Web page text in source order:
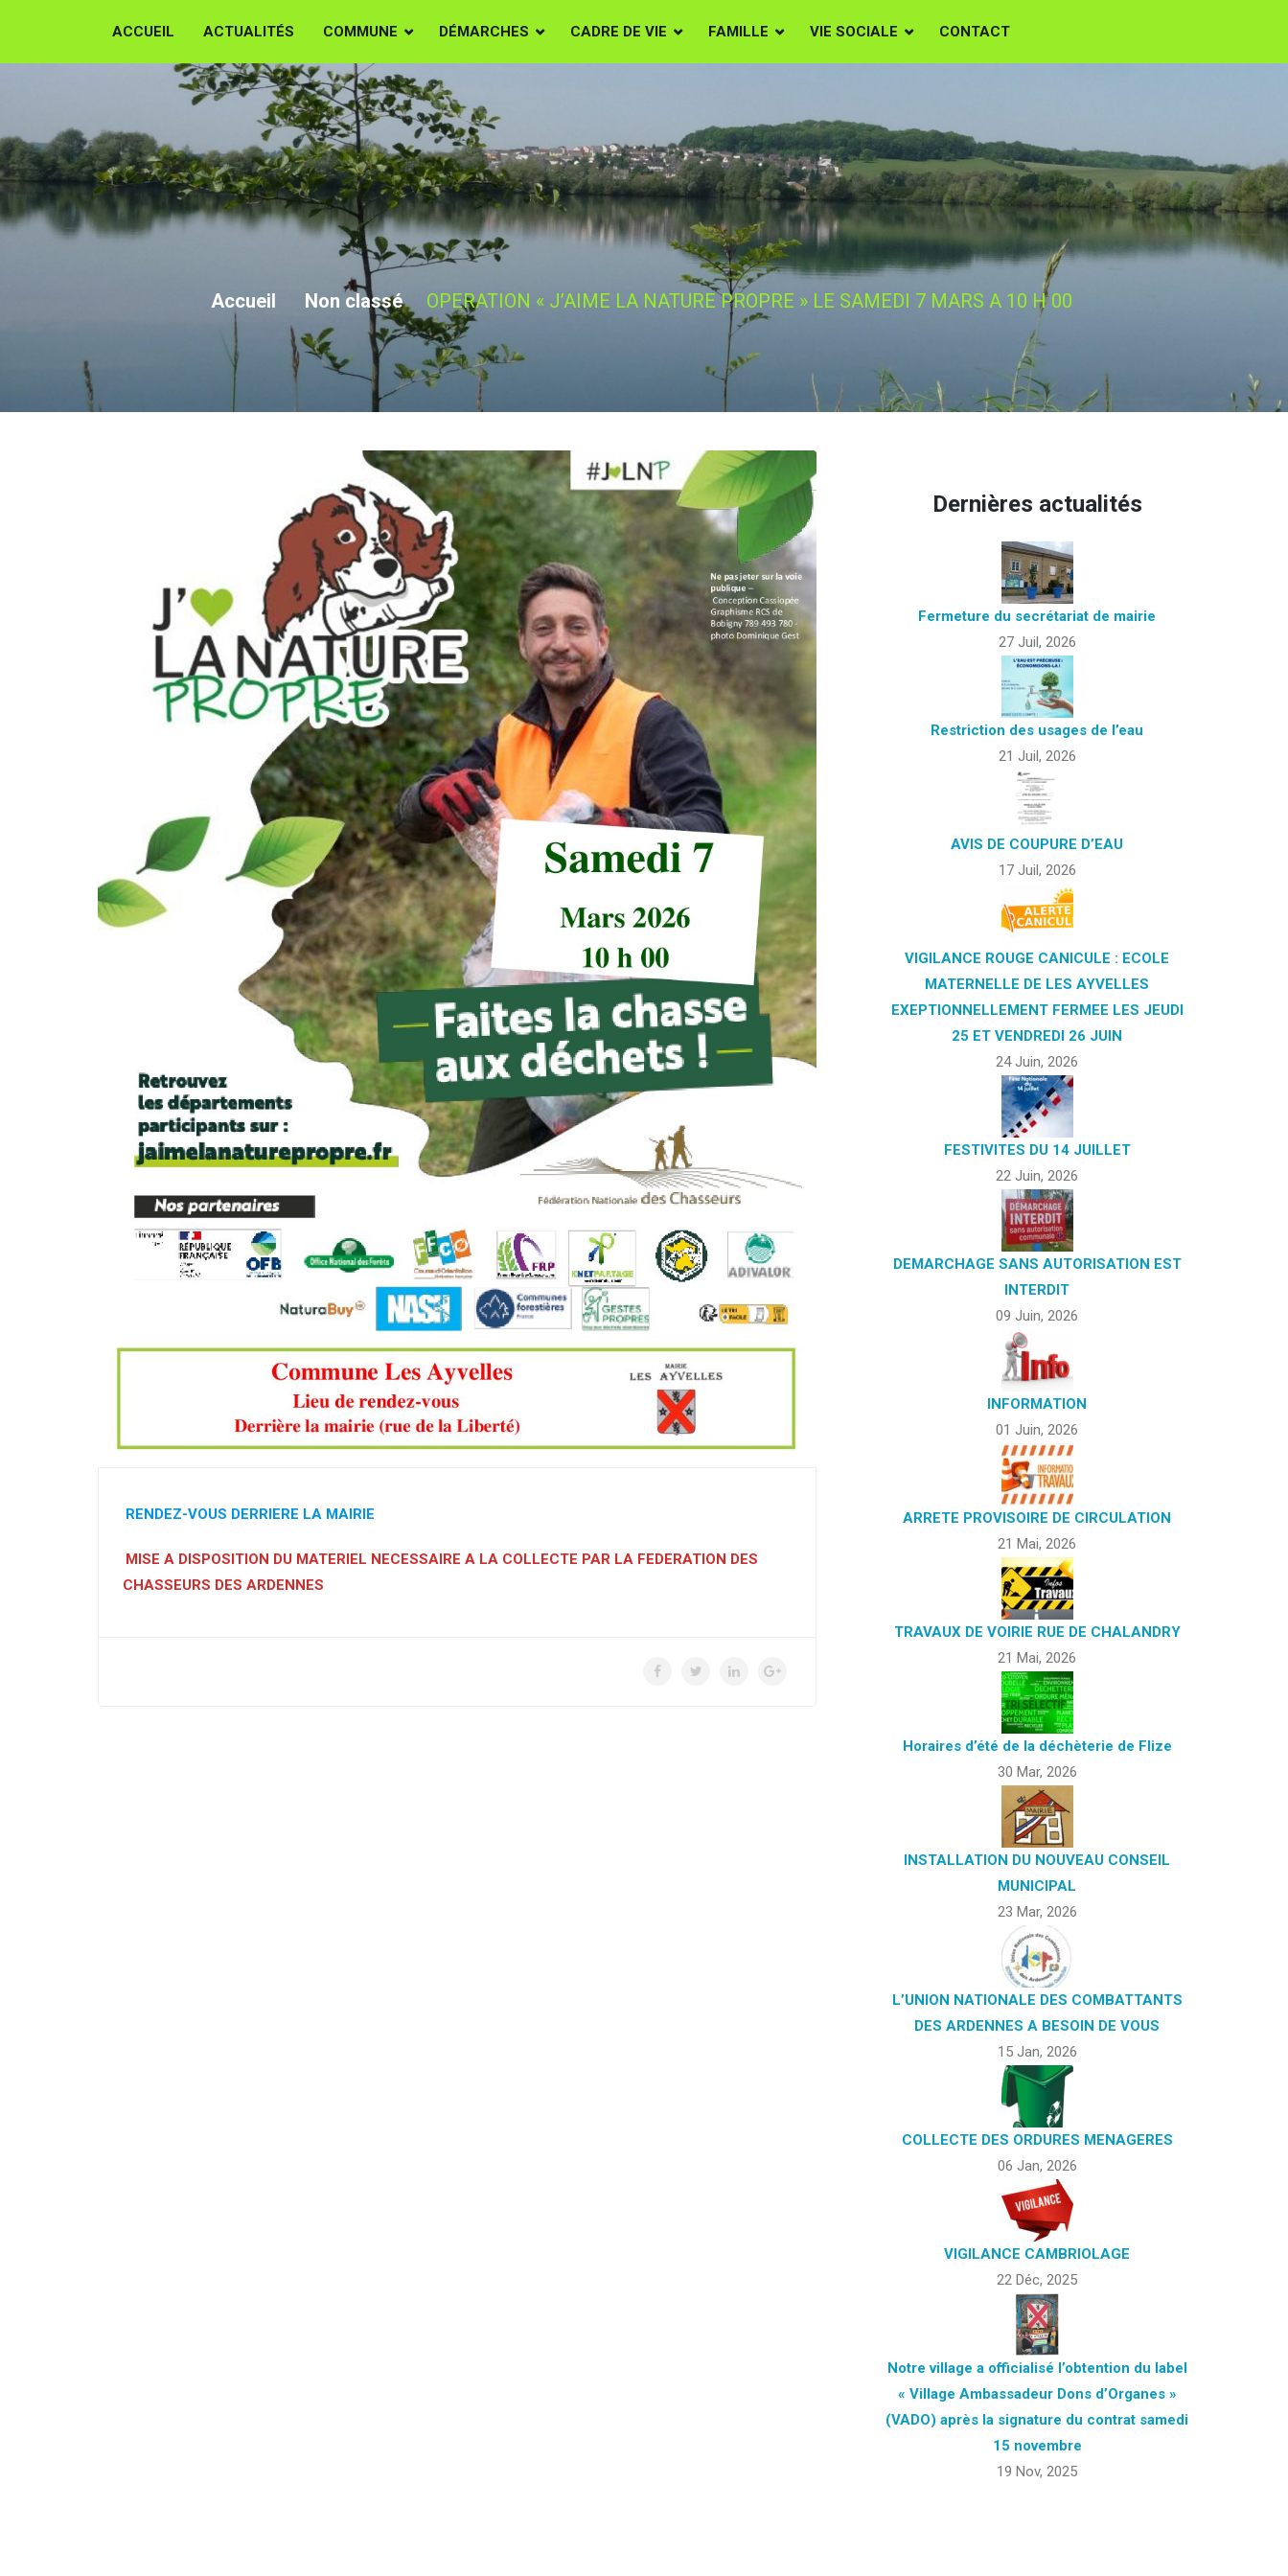
ACCUEIL ACTUALITÉS COMMUNE DÉMARCHES CADRE DE VIE FAMILLE VIE SOCIALE CONTACT
Les Ayvelles - OPERATION "J'AIME LA NATURE
PROPRE" LE SAMEDI 7 MARS A 10 H 00
Accueil Non classé OPERATION « J’AIME LA NATURE PROPRE » LE SAMEDI 7 MARS A 10 H 00
RENDEZ-VOUS DERRIERE LA MAIRIE
MISE A DISPOSITION DU MATERIEL NECESSAIRE A LA COLLECTE PAR LA FEDERATION DES
CHASSEURS DES ARDENNES
Dernières actualités
Fermeture du secrétariat de mairie
27 Juil, 2026
Restriction des usages de l’eau
21 Juil, 2026
AVIS DE COUPURE D’EAU
17 Juil, 2026
VIGILANCE ROUGE CANICULE : ECOLE
MATERNELLE DE LES AYVELLES
EXEPTIONNELLEMENT FERMEE LES JEUDI
25 ET VENDREDI 26 JUIN
24 Juin, 2026
FESTIVITES DU 14 JUILLET
22 Juin, 2026
DEMARCHAGE SANS AUTORISATION EST
INTERDIT
09 Juin, 2026
INFORMATION
01 Juin, 2026
ARRETE PROVISOIRE DE CIRCULATION
21 Mai, 2026
TRAVAUX DE VOIRIE RUE DE CHALANDRY
21 Mai, 2026
Horaires d’été de la déchèterie de Flize
30 Mar, 2026
INSTALLATION DU NOUVEAU CONSEIL
MUNICIPAL
23 Mar, 2026
L’UNION NATIONALE DES COMBATTANTS
DES ARDENNES A BESOIN DE VOUS
15 Jan, 2026
COLLECTE DES ORDURES MENAGERES
06 Jan, 2026
VIGILANCE CAMBRIOLAGE
22 Déc, 2025
Notre village a officialisé l’obtention du label
« Village Ambassadeur Dons d’Organes »
(VADO) après la signature du contrat samedi
15 novembre
19 Nov, 2025